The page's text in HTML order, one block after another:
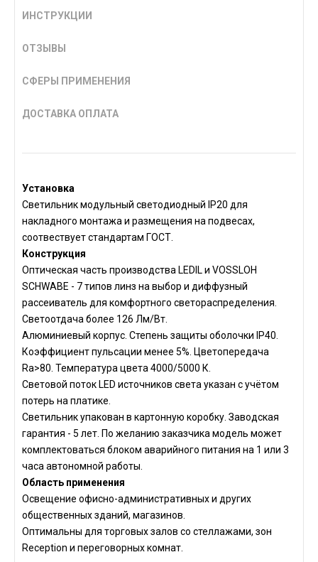
ИНСТРУКЦИИ
ОТЗЫВЫ
СФЕРЫ ПРИМЕНЕНИЯ
ДОСТАВКА ОПЛАТА
Установка
Светильник модульный светодиодный IP20 для
накладного монтажа и размещения на подвесах,
соотвествует стандартам ГОСТ.
Конструкция
Оптическая часть производства LEDIL и VOSSLOH
SCHWABE - 7 типов линз на выбор и диффузный
рассеиватель для комфортного светораспределения.
Светоотдача более 126 Лм/Вт.
Алюминиевый корпус. Степень защиты оболочки IP40.
Коэффициент пульсации менее 5%. Цветопередача
Ra>80. Температура цвета 4000/5000 К.
Световой поток LED источников света указан с учётом
потерь на платике.
Светильник упакован в картонную коробку. Заводская
гарантия - 5 лет. По желанию заказчика модель может
комплектоваться блоком аварийного питания на 1 или 3
часа автономной работы.
Область применения
Освещение офисно-административных и других
общественных зданий, магазинов.
Оптимальны для торговых залов со стеллажами, зон
Reception и переговорных комнат.